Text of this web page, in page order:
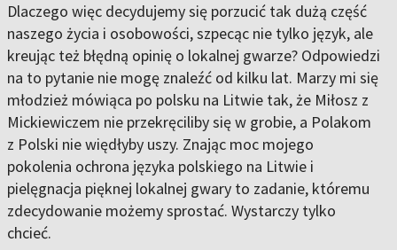
Dlaczego więc decydujemy się porzucić tak dużą część
naszego życia i osobowości, szpecąc nie tylko język, ale
kreując też błędną opinię o lokalnej gwarze? Odpowiedzi
na to pytanie nie mogę znaleźć od kilku lat. Marzy mi się
młodzież mówiąca po polsku na Litwie tak, że Miłosz z
Mickiewiczem nie przekręciliby się w grobie, a Polakom
z Polski nie więdłyby uszy. Znając moc mojego
pokolenia ochrona języka polskiego na Litwie i
pielęgnacja pięknej lokalnej gwary to zadanie, któremu
zdecydowanie możemy sprostać. Wystarczy tylko
chcieć.